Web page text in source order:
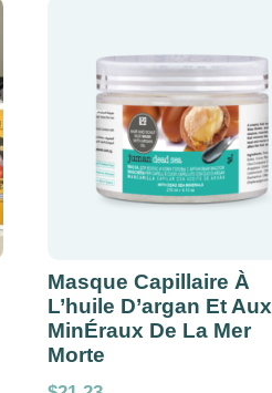
Masque Capillaire À
L’huile D’argan Et Aux
MinÉraux De La Mer
Morte